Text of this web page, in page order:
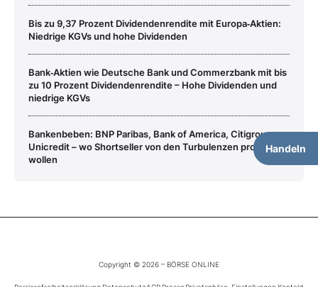
Handeln
Bis zu 9,37 Prozent Dividendenrendite mit Europa‑Aktien:
Niedrige KGVs und hohe Dividenden
Bank‑Aktien wie Deutsche Bank und Commerzbank mit bis
zu 10 Prozent Dividendenrendite – Hohe Dividenden und
niedrige KGVs
Bankenbeben: BNP Paribas, Bank of America, Citigroup,
Unicredit – wo Shortseller von den Turbulenzen profitieren
wollen
Copyright © 2026 – BÖRSE ONLINE